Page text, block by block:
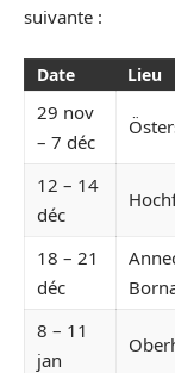
suivante :
Date Lieu
29 nov
– 7 déc
12 – 14
déc
18 – 21
déc
8 – 11
jan